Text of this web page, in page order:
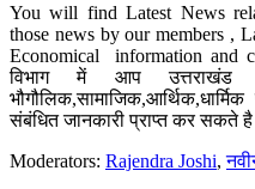
You will find Latest News
those news by our members ,
Economical information and
विभाग में आप उत्तराखंड
संबंधित जानकारी प्राप्त कर सकते
Moderators: Rajendra Joshi,